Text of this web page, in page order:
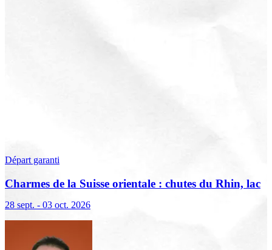
Départ garanti
Charmes de la Suisse orientale : chutes du Rhin, lac
28 sept. - 03 oct. 2026